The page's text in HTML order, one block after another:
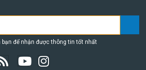
để nhận được thông tin tốt nhất